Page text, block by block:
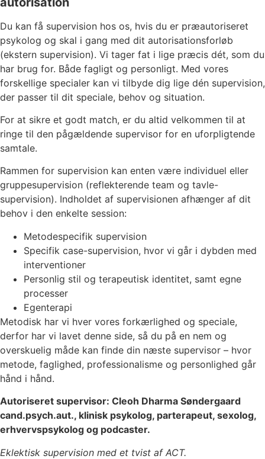
Du kan få supervision hos os, hvis du er præautoriseret
psykolog og skal i gang med dit autorisationsforløb
(ekstern supervision). Vi tager fat i lige præcis dét, som du
har brug for. Både fagligt og personligt. Med vores
forskellige specialer kan vi tilbyde dig lige dén supervision,
der passer til dit speciale, behov og situation.
For at sikre et godt match, er du altid velkommen til at
ringe til den pågældende supervisor for en uforpligtende
samtale.
Rammen for supervision kan enten være individuel eller
gruppesupervision (reflekterende team og tavle-
supervision). Indholdet af supervisionen afhænger af dit
behov i den enkelte session:
Metodespecifik supervision
Specifik case-supervision, hvor vi går i dybden med
interventioner
Personlig stil og terapeutisk identitet, samt egne
processer
Egenterapi
Metodisk har vi hver vores forkærlighed og speciale,
derfor har vi lavet denne side, så du på en nem og
overskuelig måde kan finde din næste supervisor – hvor
metode, faglighed, professionalisme og personlighed går
hånd i hånd.
Autoriseret supervisor: Cleoh Dharma Søndergaard
cand.psych.aut., klinisk psykolog, parterapeut, sexolog,
erhvervspsykolog og podcaster.
Eklektisk supervision med et tvist af ACT.